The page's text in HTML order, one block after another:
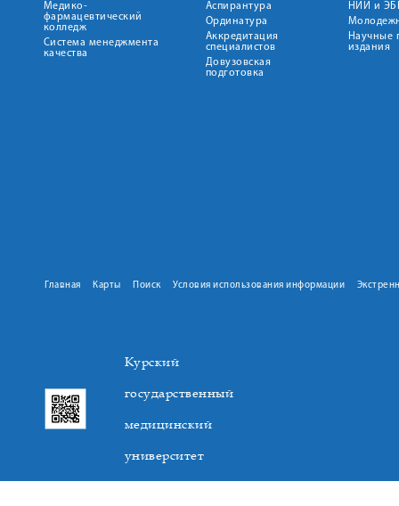
Медико-
фармацевтический
колледж
Система менеджмента
качества
Аспирантура
Ординатура
Аккредитация
специалистов
Довузовская
подготовка
НИИ и
Научные
издания
Главная Карты Поиск Условия использования информации
Курский
государственный
медицинский
университет